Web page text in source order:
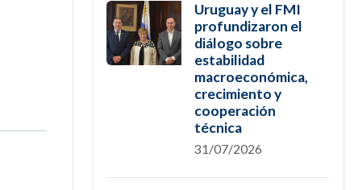
Uruguay y el FMI
profundizaron el
diálogo sobre
estabilidad
macroeconómica,
crecimiento y
cooperación
técnica
31/07/2026